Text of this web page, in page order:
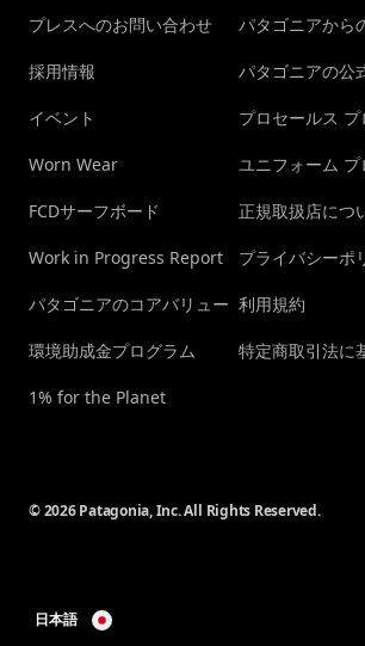
プレスへのお問い合わせ
採用情報
イベント
Worn Wear
FCDサーフボード
Work in Progress Report
パタゴニアのコアバリュー
環境助成金プログラム
1% for the Planet
パタゴニアから
パタゴニアの公
プロセールス プ
ユニフォーム プ
正規取扱店につ
プライバシーポ
利用規約
特定商取引法に
© 2026 Patagonia, Inc. All Rights Reserved.
日本語